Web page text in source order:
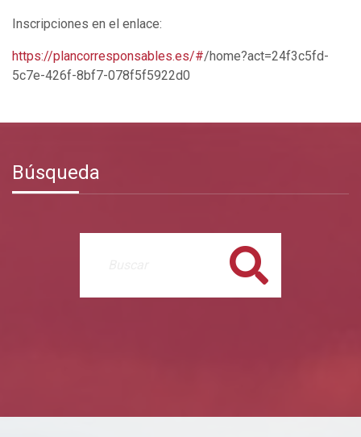
Inscripciones en el enlace:
https://plancorresponsables.es/#/home?act=24f3c5fd-
5c7e-426f-8bf7-078f5f5922d0
Búsqueda
Buscar